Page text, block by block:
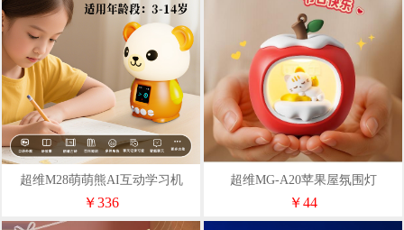
超维M28萌萌熊AI互动学习机
￥336
超维MG-A20苹果屋氛围灯
￥44